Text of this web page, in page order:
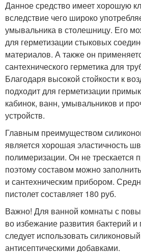
Данное средство имеет хорошую
вследствие чего широко
умывальника в столешницу. Его
для герметизации стыковых
материалов. А также он
сантехнического герметика для
Благодаря высокой стойкости к
подходит для герметизации
кабинок, ванн, умывальников и
устройств.
Главным преимуществом
является хорошая эластичность
полимеризации. Он не трескается
поэтому составом можно
и сантехническим прибором.
пистолет составляет 180 руб.
Важно! Для ванной комнаты с
во избежание развития бактерий
следует использовать
антисептическими добавками.